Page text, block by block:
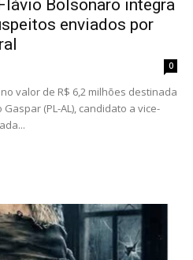
Bolsonaro integra
enviados por
0
valor de R$ 6,2 milhões destinada
(PL-AL), candidato a vice-